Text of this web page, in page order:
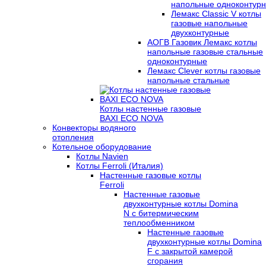
напольные
Лемакс Classic V котлы
газовые напольные
двухконтурные
АОГВ Газовик Лемакс котлы
напольные газовые стальные
одноконтурные
Лемакс Clever котлы газовые
напольные стальные
Котлы настенные газовые
BAXI ECO NOVA
Конвекторы водяного
отопления
Котельное оборудование
Котлы Navien
Котлы Ferroli (Италия)
Настенные газовые котлы
Ferroli
Настенные газовые
двухконтурные котлы Domina
N с битермическим
теплообменником
Настенные газовые
двухконтурные котлы Domina
F с закрытой камерой
сгорания